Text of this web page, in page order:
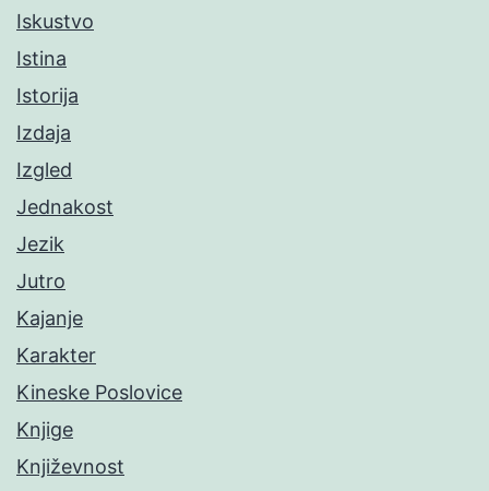
Iskustvo
Istina
Istorija
Izdaja
Izgled
Jednakost
Jezik
Jutro
Kajanje
Karakter
Kineske Poslovice
Knjige
Književnost